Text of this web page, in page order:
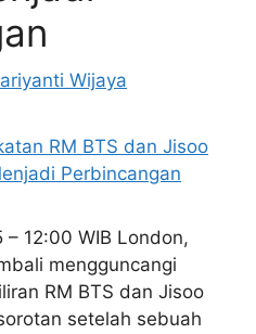
Wijaya
12:00 WIB London,
mengguncangi
RM BTS dan Jisoo
setelah sebuah